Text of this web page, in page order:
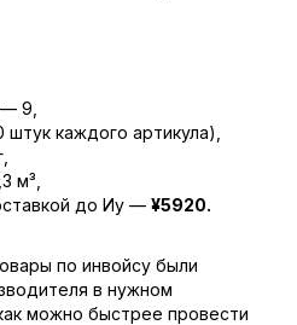
9,
каждого артикула),
м³,
до Иу — ¥5920.
по инвойсу были
в нужном
можно быстрее провести